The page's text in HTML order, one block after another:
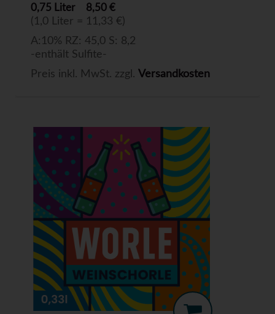
0,75 Liter
8,50 €
(1,0 Liter = 11,33 €)
A:10% RZ: 45,0 S: 8,2
-enthält Sulfite-
Preis inkl. MwSt. zzgl. Versandkosten